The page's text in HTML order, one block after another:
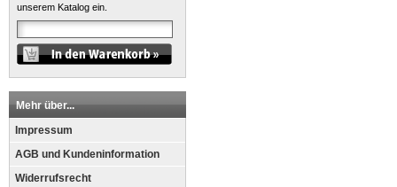
unserem Katalog ein.
Mehr über...
Impressum
AGB und Kundeninformation
Widerrufsrecht